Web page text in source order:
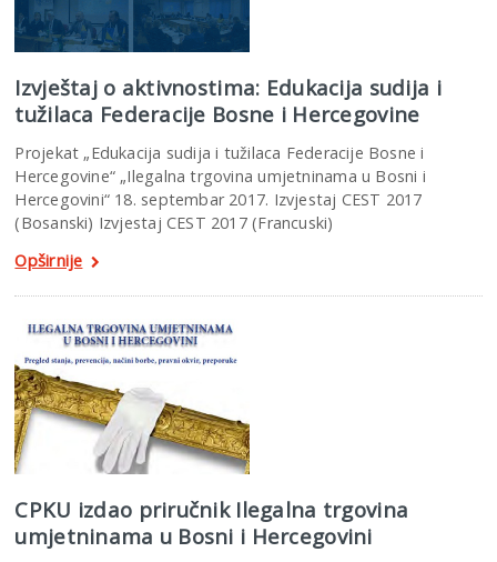
Izvještaj o aktivnostima: Edukacija sudija i
tužilaca Federacije Bosne i Hercegovine
Projekat „Edukacija sudija i tužilaca Federacije Bosne i
Hercegovine“ „Ilegalna trgovina umjetninama u Bosni i
Hercegovini“ 18. septembar 2017. Izvjestaj CEST 2017
(Bosanski) Izvjestaj CEST 2017 (Francuski)
Opširnije
CPKU izdao priručnik Ilegalna trgovina
umjetninama u Bosni i Hercegovini